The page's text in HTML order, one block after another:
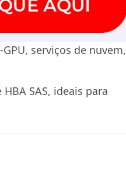
serviços de nuvem,
SAS, ideais para